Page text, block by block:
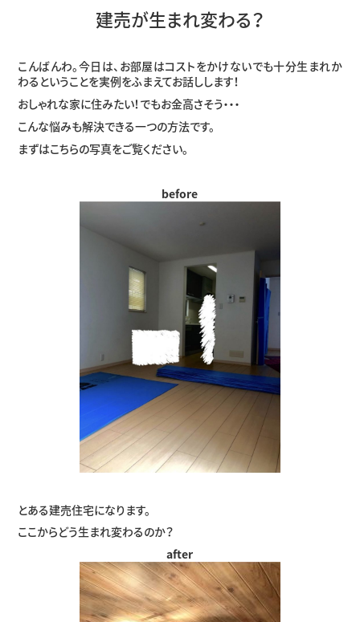
建売が生まれ変わる？
こんばんわ。今日は、お部屋はコストをかけないでも十分生まれか
わるということを実例をふまえてお話しします！
おしゃれな家に住みたい！でもお金高さそう・・・
こんな悩みも解決できる一つの方法です。
まずはこちらの写真をご覧ください。
before
とある建売住宅になります。
ここからどう生まれ変わるのか？
after